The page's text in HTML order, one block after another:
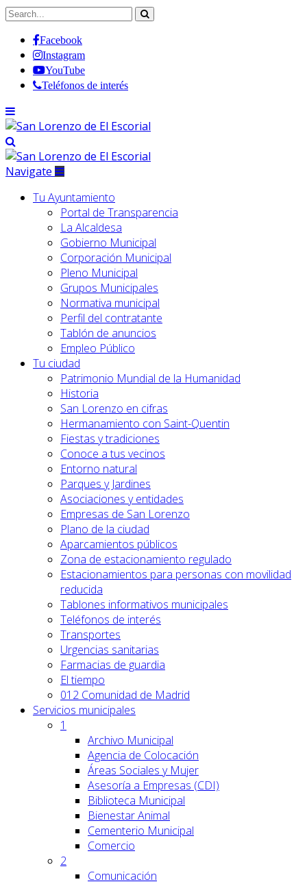
Facebook
Instagram
YouTube
Teléfonos de interés
Navigate
Tu Ayuntamiento
Portal de Transparencia
La Alcaldesa
Gobierno Municipal
Corporación Municipal
Pleno Municipal
Grupos Municipales
Normativa municipal
Perfil del contratante
Tablón de anuncios
Empleo Público
Tu ciudad
Patrimonio Mundial de la Humanidad
Historia
San Lorenzo en cifras
Hermanamiento con Saint-Quentin
Fiestas y tradiciones
Conoce a tus vecinos
Entorno natural
Parques y Jardines
Asociaciones y entidades
Empresas de San Lorenzo
Plano de la ciudad
Aparcamientos públicos
Zona de estacionamiento regulado
Estacionamientos para personas con movilidad
reducida
Tablones informativos municipales
Teléfonos de interés
Transportes
Urgencias sanitarias
Farmacias de guardia
El tiempo
012 Comunidad de Madrid
Servicios municipales
1
Archivo Municipal
Agencia de Colocación
Áreas Sociales y Mujer
Asesoría a Empresas (CDI)
Biblioteca Municipal
Bienestar Animal
Cementerio Municipal
Comercio
2
Comunicación